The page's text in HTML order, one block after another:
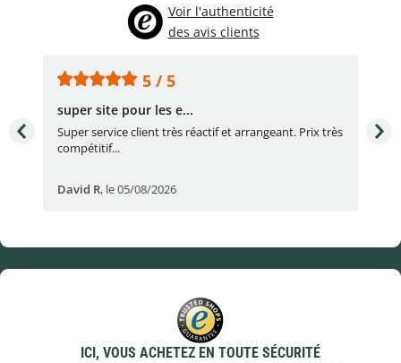
Voir l'authenticité
des avis clients
5 / 5
super site pour les e...
Super service client très réactif et arrangeant. Prix très
compétitif...
David R, le 05/08/2026
ICI, VOUS ACHETEZ EN TOUTE SÉCURITÉ